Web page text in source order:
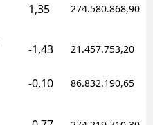
1,35 274.580.868,90
-1,43 21.457.753,20
-0,10 86.832.190,65